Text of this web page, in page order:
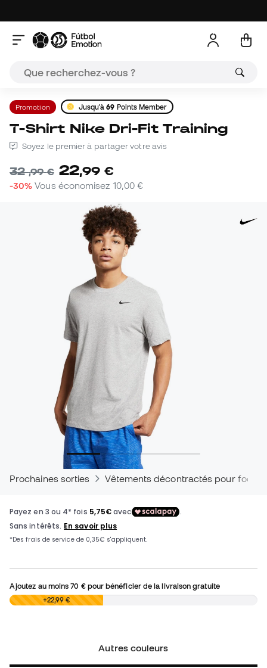
Promotion Jusqu'à69 Points Member
T-Shirt Nike Dri-Fit Training
Soyez le premier à partager votre avis
32,99 € 22,99 €
-30% Vous économisez 10,00 €
Prochaines sorties Vêtements décontractés pour
Ajoutez au moins70 €pour bénéficier de la livraison gratuite
0,00 € +22,99 €
Autres couleurs